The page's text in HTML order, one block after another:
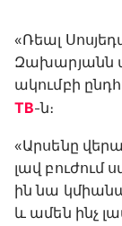
«Ռեալ
Զախարյանն
ակումբի
ТВ-ն։
«Արսենը
լավ բուժում
ին նա
և ամեն ինչ